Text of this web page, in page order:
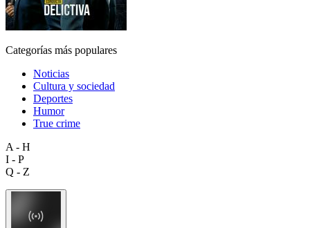
Categorías más populares
Noticias
Cultura y sociedad
Deportes
Humor
True crime
A - H
I - P
Q - Z